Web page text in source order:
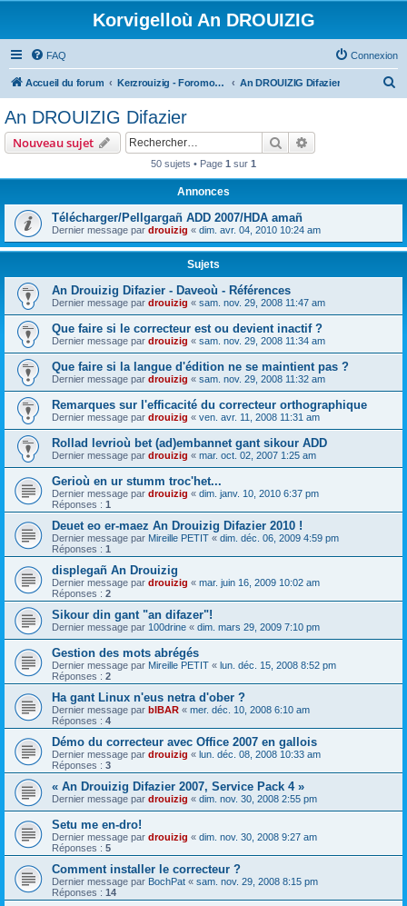
Korvigelloù An DROUIZIG
FAQ Connexion
Accueil du forum Kerzrouizig - Foromoù An Drouizig An DROUIZIG Difazier
e
r
An DROUIZIG Difazier
Nouveau sujet Rechercher
50 sujets • Page 1 sur 1
Annonces
Télécharger/Pellgargañ ADD 2007/HDA amañ
Dernier message par drouizig « dim. avr. 04, 2010 10:24 am
Sujets
An Drouizig Difazier - Daveoù - Références
Dernier message par drouizig « sam. nov. 29, 2008 11:47 am
Que faire si le correcteur est ou devient inactif ?
Dernier message par drouizig « sam. nov. 29, 2008 11:34 am
Que faire si la langue d'édition ne se maintient pas ?
Dernier message par drouizig « sam. nov. 29, 2008 11:32 am
Remarques sur l'efficacité du correcteur orthographique
Dernier message par drouizig « ven. avr. 11, 2008 11:31 am
Rollad levrioù bet (ad)embannet gant sikour ADD
Dernier message par drouizig « mar. oct. 02, 2007 1:25 am
Gerioù en ur stumm troc'het...
Dernier message par drouizig « dim. janv. 10, 2010 6:37 pm
Réponses : 1
Deuet eo er-maez An Drouizig Difazier 2010 !
Dernier message par Mireille PETIT « dim. déc. 06, 2009 4:59 pm
Réponses : 1
displegañ An Drouizig
Dernier message par drouizig « mar. juin 16, 2009 10:02 am
Réponses : 2
Sikour din gant "an difazer"!
Dernier message par 100drine « dim. mars 29, 2009 7:10 pm
Gestion des mots abrégés
Dernier message par Mireille PETIT « lun. déc. 15, 2008 8:52 pm
Réponses : 2
Ha gant Linux n'eus netra d'ober ?
Dernier message par bIBAR « mer. déc. 10, 2008 6:10 am
Réponses : 4
Démo du correcteur avec Office 2007 en gallois
Dernier message par drouizig « lun. déc. 08, 2008 10:33 am
Réponses : 3
« An Drouizig Difazier 2007, Service Pack 4 »
Dernier message par drouizig « dim. nov. 30, 2008 2:55 pm
Setu me en-dro!
Dernier message par drouizig « dim. nov. 30, 2008 9:27 am
Réponses : 5
Comment installer le correcteur ?
Dernier message par BochPat « sam. nov. 29, 2008 8:15 pm
Réponses : 14